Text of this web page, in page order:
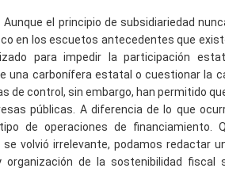
el principio de subsidiariedad
en los escuetos antecedentes que
para impedir la participación
una carbonífera estatal o cuestionar la
control, sin embargo, han permitido
públicas. A diferencia de lo que
de operaciones de financiamiento.
volvió irrelevante, podamos redactar
de la sostenibilidad fiscal